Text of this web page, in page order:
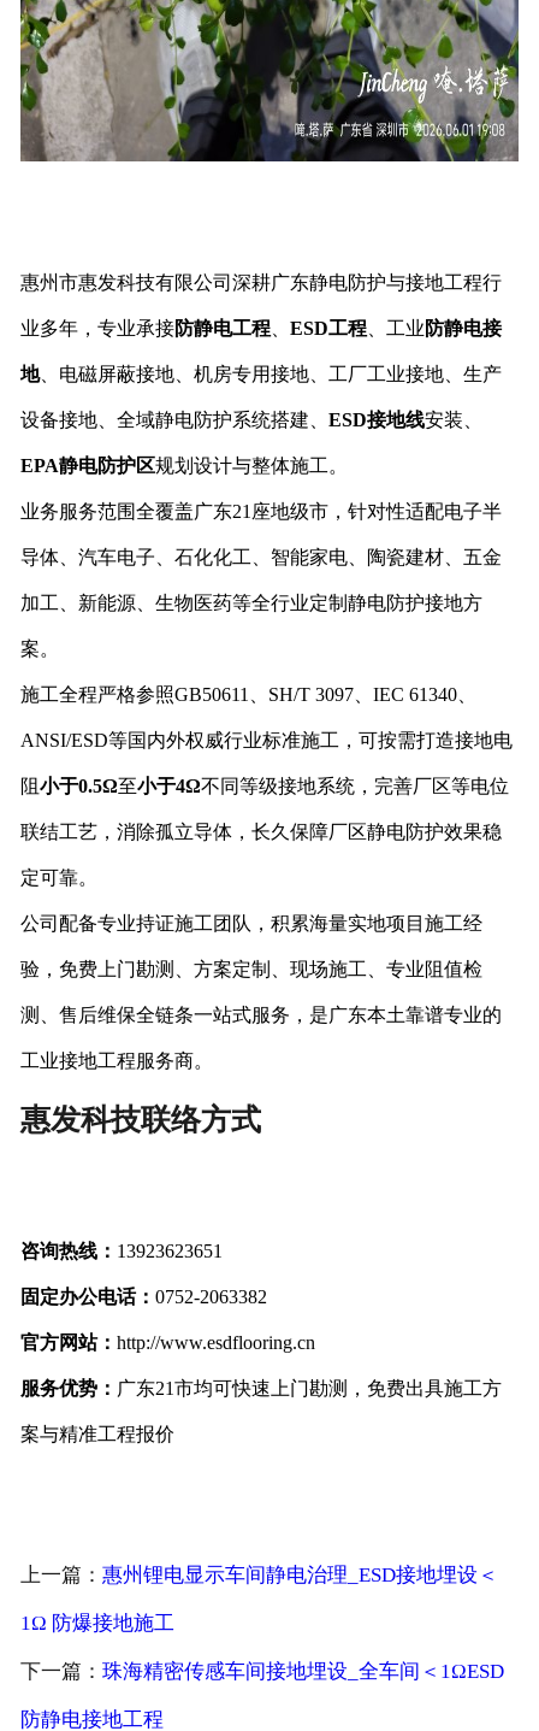
惠州市惠发科技有限公司深耕广东静电防护与接地工程行
业多年，专业承接防静电工程、 ESD工程、工业 防静电接
地、电磁屏蔽接地、机房专用接地、工厂工业接地、生产
设备接地、全域静电防护系统搭建、 ESD接地线安装、
EPA静电防护区规划设计与整体施工。
业务服务范围全覆盖广东21座地级市，针对性适配电子半
导体、汽车电子、石化化工、智能家电、陶瓷建材、五金
加工、新能源、生物医药等全行业定制静电防护接地方
案。
施工全程严格参照GB50611、SH/T 3097、IEC 61340、
ANSI/ESD等国内外权威行业标准施工，可按需打造接地电
阻小于0.5Ω至小于4Ω不同等级接地系统，完善厂区等电位
联结工艺，消除孤立导体，长久保障厂区静电防护效果稳
定可靠。
公司配备专业持证施工团队，积累海量实地项目施工经
验，免费上门勘测、方案定制、现场施工、专业阻值检
测、售后维保全链条一站式服务，是广东本土靠谱专业的
工业接地工程服务商。
惠发科技联络方式
咨询热线： 13923623651
固定办公电话： 0752-2063382
官方网站： http://www.esdflooring.cn
服务优势： 广东21市均可快速上门勘测，免费出具施工方
案与精准工程报价
上一篇： 惠州锂电显示车间静电治理_ESD接地埋设＜
1Ω 防爆接地施工
下一篇： 珠海精密传感车间接地埋设_全车间＜1ΩESD
防静电接地工程